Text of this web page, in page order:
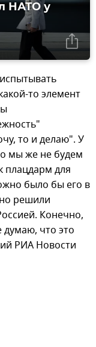
НАТО у
то элемент
то и делаю". У
мы же не будем
плацдарм для
было бы его в
решили
Конечно,
думаю, что это
РИА Новости